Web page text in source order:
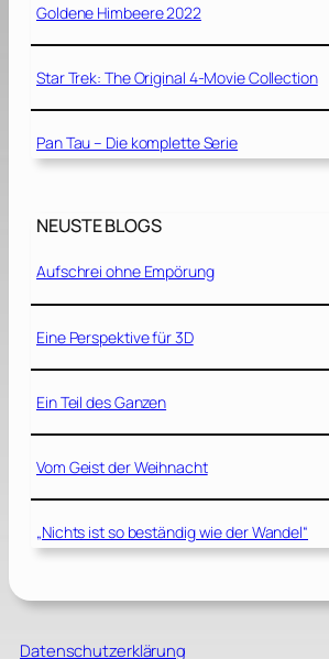
Goldene Himbeere 2022
Star Trek: The Original 4-Movie Collection
Pan Tau – Die komplette Serie
NEUSTE BLOGS
Aufschrei ohne Empörung
Eine Perspektive für 3D
Ein Teil des Ganzen
Vom Geist der Weihnacht
„Nichts ist so beständig wie der Wandel“
Datenschutzerklärung